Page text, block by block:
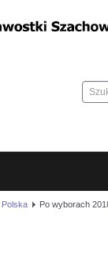
Polska Po wyborach